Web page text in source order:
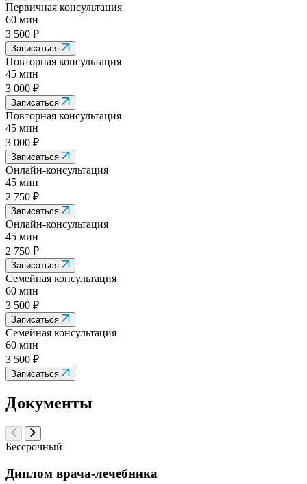
Первичная консультация
60 мин
3 500 ₽
Записаться
Повторная консультация
45 мин
3 000 ₽
Записаться
Повторная консультация
45 мин
3 000 ₽
Записаться
Онлайн-консультация
45 мин
2 750 ₽
Записаться
Онлайн-консультация
45 мин
2 750 ₽
Записаться
Семейная консультация
60 мин
3 500 ₽
Записаться
Семейная консультация
60 мин
3 500 ₽
Записаться
Документы
Бессрочный
Диплом врача-лечебника